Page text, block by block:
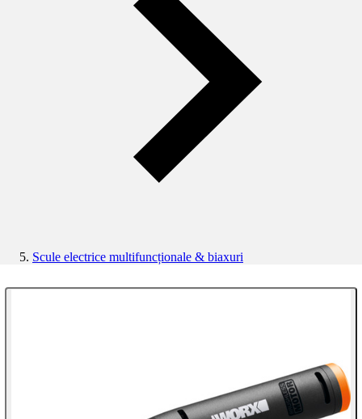
Scule electrice multifuncționale & biaxuri